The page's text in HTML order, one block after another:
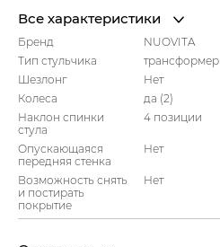
Все характеристики
Бренд
NUOVITA
Тип стульчика
трансформер
Шезлонг
Нет
Колеса
да (2)
Наклон спинки
стула
4 позиции
Опускающаяся
передняя стенка
Нет
Возможность снять
и постирать
покрытие
Нет